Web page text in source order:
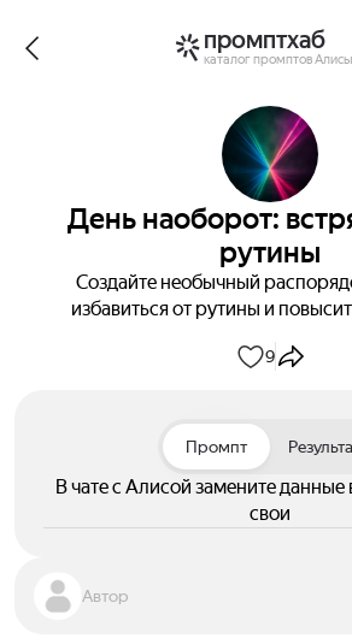
промптхаб
каталог промптов
День наоборот:
рутины
Создайте необычный
избавиться от рутины и
9
Промпт
В чате с Алисой замените данные
свои
Автор